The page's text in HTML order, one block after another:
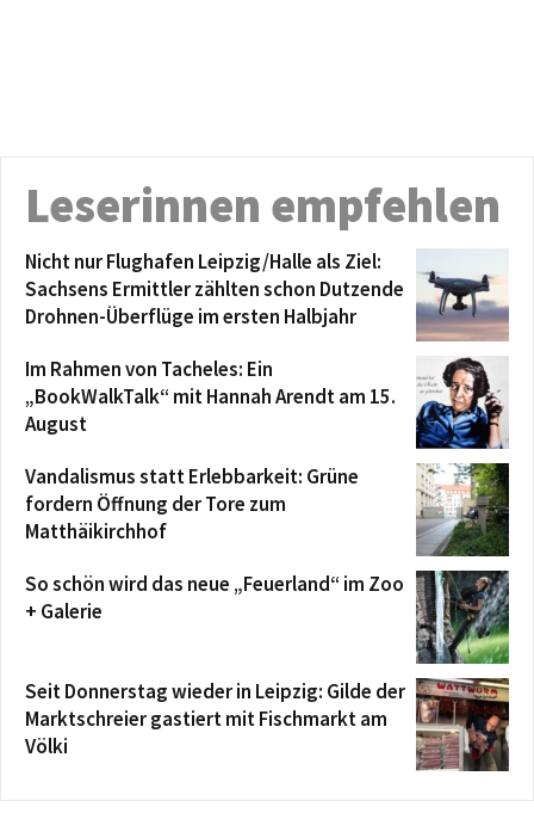
Leserinnen empfehlen
Nicht nur Flughafen Leipzig/Halle als Ziel:
Sachsens Ermittler zählten schon Dutzende
Drohnen-Überflüge im ersten Halbjahr
Im Rahmen von Tacheles: Ein
„BookWalkTalk“ mit Hannah Arendt am 15.
August
Vandalismus statt Erlebbarkeit: Grüne
fordern Öffnung der Tore zum
Matthäikirchhof
So schön wird das neue „Feuerland“ im Zoo
+ Galerie
Seit Donnerstag wieder in Leipzig: Gilde der
Marktschreier gastiert mit Fischmarkt am
Völki